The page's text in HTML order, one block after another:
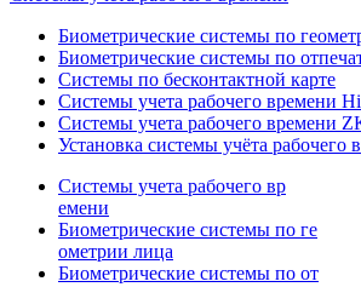
Биометрические системы по
Биометрические системы по
Системы по бесконтактной карте
Системы учета рабочего времени
Системы учета рабочего времени
Установка системы учёта рабочего
Системы учета рабочего вр
емени
Биометрические системы по ге
ометрии лица
Биометрические системы по от